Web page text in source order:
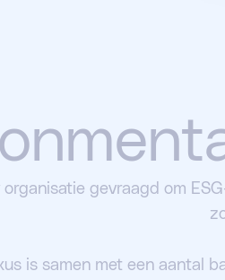
organisatie gevraagd om
is samen met een aantal